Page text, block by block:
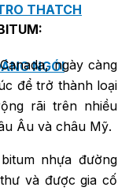
THATCH
NGÓIngày càng
để trở thành loại
rãi trên nhiều
Âu và châu Mỹ.
nhựa đường
và được gia cố